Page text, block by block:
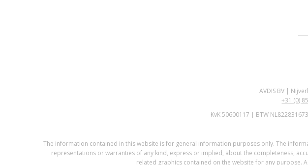
AVDIS BV |
+31 (0)
KvK 50600117 | BTW
The information contained in this website is for general information purposes only. The
representations or warranties of any kind, express or implied, about the completeness,
related graphics contained on the website for any purpose.